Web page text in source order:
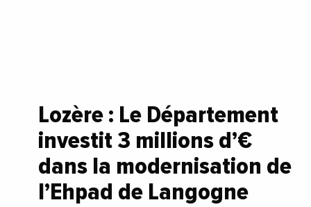
Lozère : Le Département
investit 3 millions d’€
dans la modernisation de
l’Ehpad de Langogne